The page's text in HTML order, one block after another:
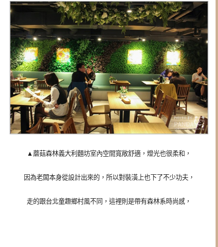
▲蘑菇森林義大利麵坊室內空間寬敞舒適，燈光也很柔和，
因為老闆本身從設計出來的，所以對裝潢上也下了不少功夫，
走的跟台北童趣鄉村風不同，這裡則是帶有森林系時尚感，